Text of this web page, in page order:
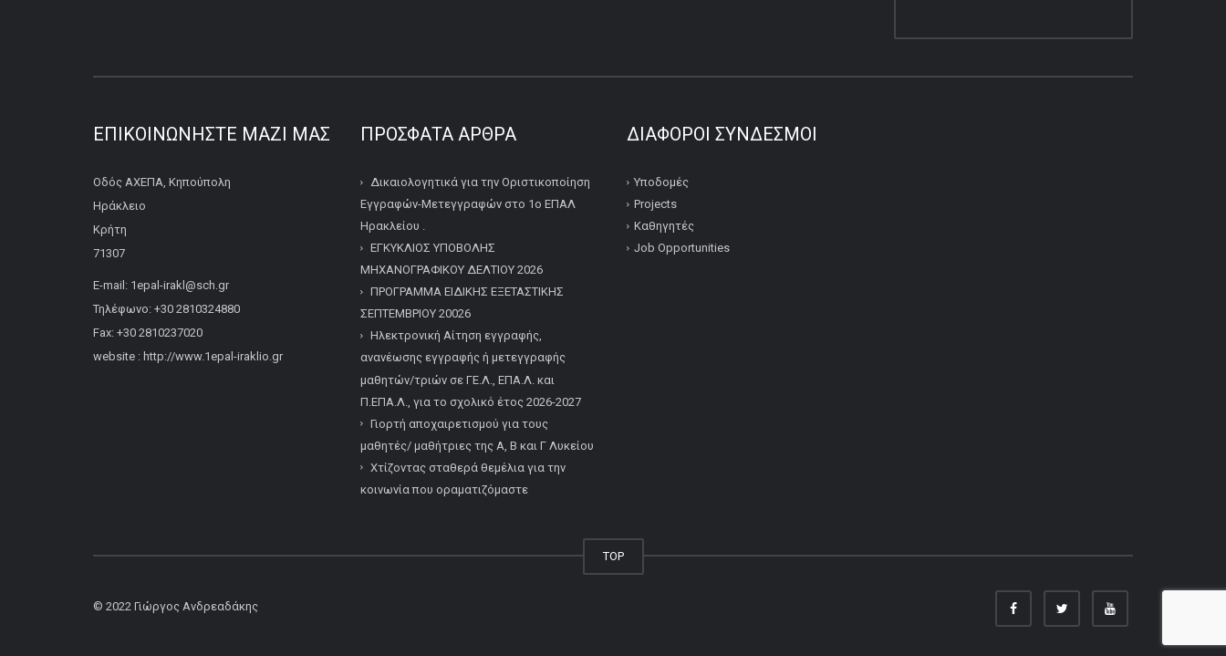
ΕΠΙΚΟΙΝΩΝΉΣΤΕ ΜΑΖΊ ΜΑΣ
Οδός ΑΧΕΠΑ, Κηπούπολη
Ηράκλειο
Κρήτη
71307
E-mail: 1epal-irakl@sch.gr
Τηλέφωνο: +30 2810324880
Fax: +30 2810237020
website : http://www.1epal-iraklio.gr
ΠΡΌΣΦΑΤΑ ΆΡΘΡΑ
Δικαιολογητικά για την Οριστικοποίηση
Εγγραφών-Μετεγγραφών στο 1ο ΕΠΑΛ
Ηρακλείου .
ΕΓΚΥΚΛΙΟΣ ΥΠΟΒΟΛΗΣ
ΜΗΧΑΝΟΓΡΑΦΙΚΟΥ ΔΕΛΤΙΟΥ 2026
ΠΡΟΓΡΑΜΜΑ ΕΙΔΙΚΗΣ ΕΞΕΤΑΣΤΙΚΗΣ
ΣΕΠΤΕΜΒΡΙΟΥ 20026
Ηλεκτρονική Αίτηση εγγραφής,
ανανέωσης εγγραφής ή μετεγγραφής
μαθητών/τριών σε ΓΕ.Λ., ΕΠΑ.Λ. και
Π.ΕΠΑ.Λ., για το σχολικό έτος 2026-2027
Γιορτή αποχαιρετισμού για τους
μαθητές/ μαθήτριες της Α, Β και Γ Λυκείου
Χτίζοντας σταθερά θεμέλια για την
κοινωνία που οραματιζόμαστε
ΔΙΆΦΟΡΟΙ ΣΎΝΔΕΣΜΟΙ
Υποδομές
Projects
Καθηγητές
Job Opportunities
TOP
© 2022 Γιώργος Ανδρεαδάκης